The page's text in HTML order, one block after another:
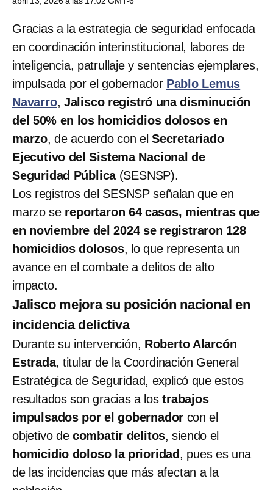
Gracias a la estrategia de seguridad enfocada
en coordinación interinstitucional, labores de
inteligencia, patrullaje y sentencias ejemplares,
impulsada por el gobernador Pablo Lemus
Navarro, Jalisco registró una disminución
del 50% en los homicidios dolosos en
marzo, de acuerdo con el Secretariado
Ejecutivo del Sistema Nacional de
Seguridad Pública(SESNSP).
Los registros del SESNSP señalan que en
marzo se reportaron 64 casos, mientras que
en noviembre del 2024 se registraron 128
homicidios dolosos, lo que representa un
avance en el combate a delitos de alto
impacto.
Jalisco mejora su posición nacional en
incidencia delictiva
Durante su intervención, Roberto Alarcón
Estrada, titular de la Coordinación General
Estratégica de Seguridad, explicó que estos
resultados son gracias a lostrabajos
impulsados por el gobernador con el
objetivo de combatir delitos, siendo el
homicidio doloso la prioridad , pues es una
de las incidencias que más afectan a la